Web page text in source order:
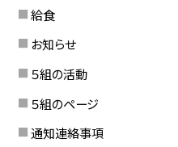
給食
お知らせ
５組の活動
５組のページ
通知連絡事項